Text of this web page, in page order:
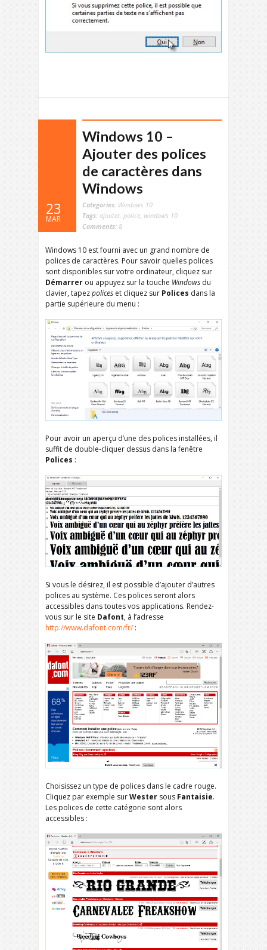
23
MAR
Windows 10 –
Ajouter des polices
de caractères dans
Windows
Categories: Windows 10
Tags: ajouter, police, windows 10
Comments: 8
Windows 10 est fourni avec un grand nombre de
polices de caractères. Pour savoir quelles polices
sont disponibles sur votre ordinateur, cliquez sur
Démarrer ou appuyez sur la touche Windows du
clavier, tapezpolices et cliquez sur Polices dans la
partie supérieure du menu :
Pour avoir un aperçu d’une des polices installées, il
suffit de double-cliquer dessus dans la fenêtre
Polices :
Si vous le désirez, il est possible d’ajouter d’autres
polices au système. Ces polices seront alors
accessibles dans toutes vos applications. Rendez-
vous sur le site Dafont, à l’adresse
http://www.dafont.com/fr/ :
Choisissez un type de polices dans le cadre rouge.
Cliquez par exemple surWester sous Fantaisie.
Les polices de cette catégorie sont alors
accessibles :